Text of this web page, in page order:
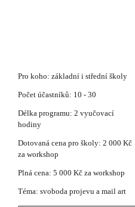
Pro koho: základní i střední školy
Počet účastníků: 10 - 30
Délka programu: 2 vyučovací
hodiny
Dotovaná cena pro školy: 2 000 Kč
za workshop
Plná cena: 5 000 Kč za workshop
Téma: svoboda projevu a mail art